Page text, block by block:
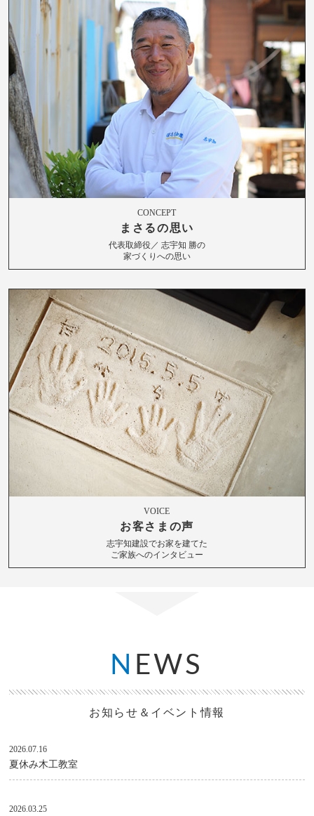
CONCEPT
まさるの思い
代表取締役／ 志宇知 勝の
家づくりへの思い
VOICE
お客さまの声
志宇知建設でお家を建てた
ご家族へのインタビュー
N EWS
お知らせ＆イベント情報
2026.07.16
夏休み木工教室
2026.03.25